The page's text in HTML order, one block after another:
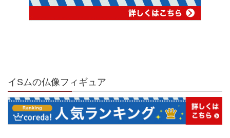
イSムの仏像フィギュア